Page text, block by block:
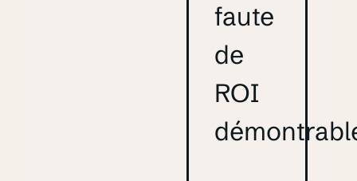
faute
de
ROI